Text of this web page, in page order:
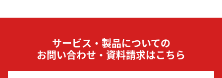
サービス・製品についての
お問い合わせ・資料請求はこちら